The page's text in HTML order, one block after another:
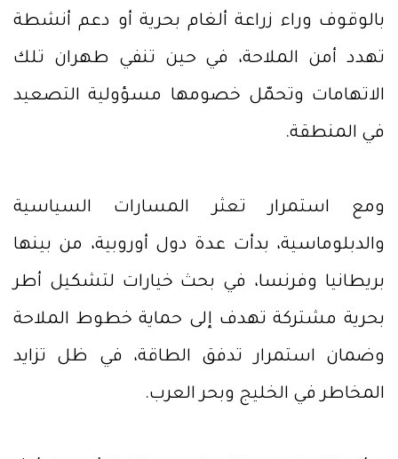
بالوقوف وراء زراعة ألغام بحرية أو دعم أنشطة
تهدد أمن الملاحة، في حين تنفي طهران تلك
الاتهامات وتحمّل خصومها مسؤولية التصعيد
في المنطقة.
ومع استمرار تعثر المسارات السياسية
والدبلوماسية، بدأت عدة دول أوروبية، من بينها
بريطانيا وفرنسا، في بحث خيارات لتشكيل أطر
بحرية مشتركة تهدف إلى حماية خطوط الملاحة
وضمان استمرار تدفق الطاقة، في ظل تزايد
المخاطر في الخليج وبحر العرب.